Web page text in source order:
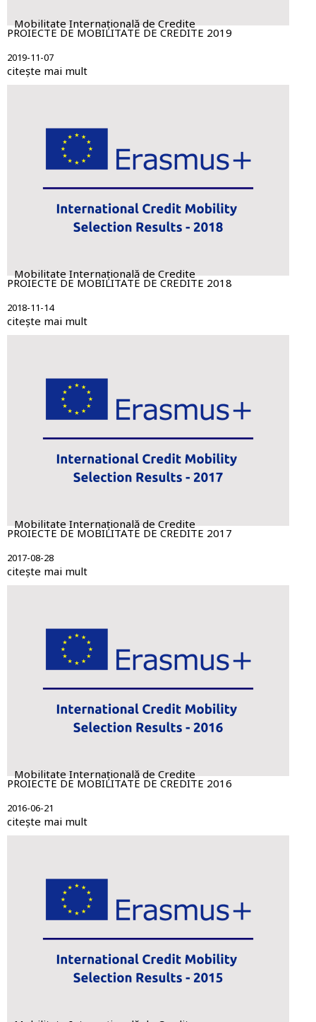
Mobilitate Internațională de Credite
PROIECTE DE MOBILITATE DE CREDITE 2019
2019-11-07
citește mai mult
Mobilitate Internațională de Credite
PROIECTE DE MOBILITATE DE CREDITE 2018
2018-11-14
citește mai mult
Mobilitate Internațională de Credite
PROIECTE DE MOBILITATE DE CREDITE 2017
2017-08-28
citește mai mult
Mobilitate Internațională de Credite
PROIECTE DE MOBILITATE DE CREDITE 2016
2016-06-21
citește mai mult